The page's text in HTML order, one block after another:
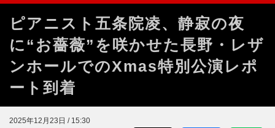
ピアニスト五条院凌、静寂の夜
に“お薔薇”を咲かせた長野・レザ
ンホールでのXmas特別公演レポ
ート到着
2025年12月23日 / 15:30